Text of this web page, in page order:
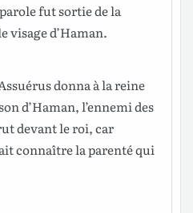
parolefutsortiede la
visaged’Haman.
donnaà lareine
d’Haman,l’ennemides
devantleroi, car
connaîtrela parenté qui